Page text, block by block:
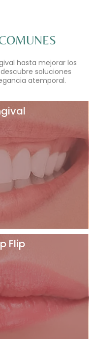
hasta mejorar los
soluciones
atemporal.
Flip